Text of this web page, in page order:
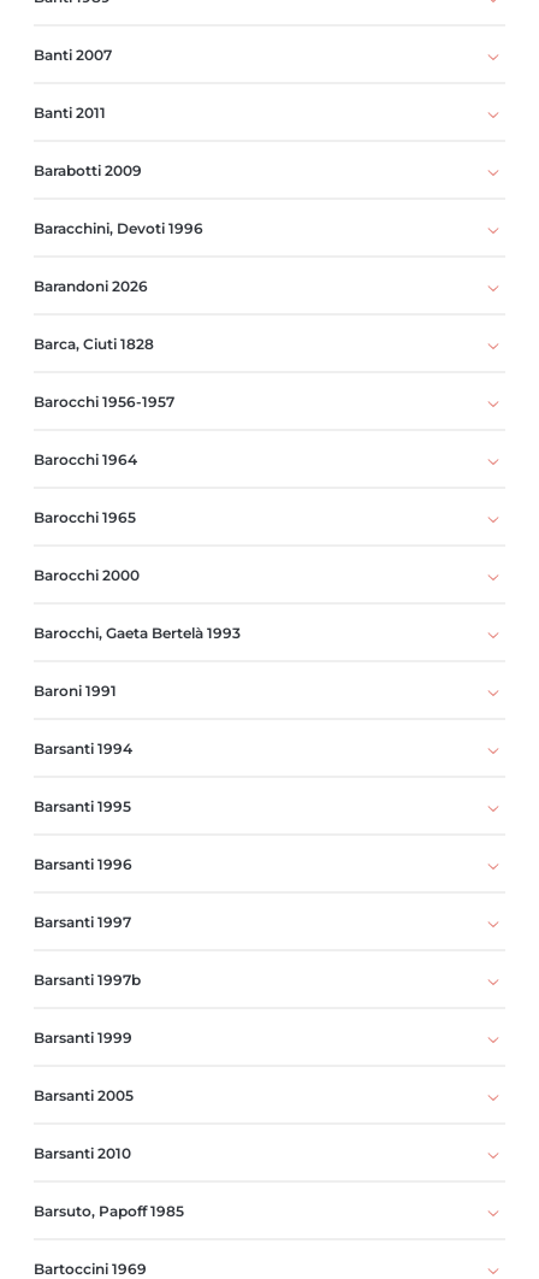
Banti 2007
Banti 2011
Barabotti 2009
Baracchini, Devoti 1996
Barandoni 2026
Barca, Ciuti 1828
Barocchi 1956-1957
Barocchi 1964
Barocchi 1965
Barocchi 2000
Barocchi, Gaeta Bertelà 1993
Baroni 1991
Barsanti 1994
Barsanti 1995
Barsanti 1996
Barsanti 1997
Barsanti 1997b
Barsanti 1999
Barsanti 2005
Barsanti 2010
Barsuto, Papoff 1985
Bartoccini 1969